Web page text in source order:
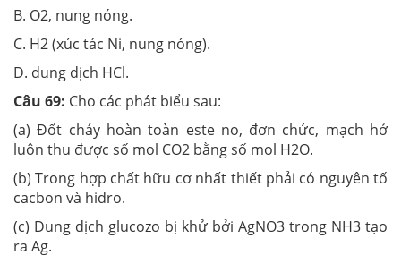
B. O2, nung nóng.
C. H2 (xúc tác Ni, nung nóng).
D. dung dịch HCl.
Câu 69: Cho các phát biểu sau:
(a) Đốt cháy hoàn toàn este no, đơn chức, mạch hở
luôn thu được số mol CO2 bằng số mol H2O.
(b) Trong hợp chất hữu cơ nhất thiết phải có nguyên tố
cacbon và hidro.
(c) Dung dịch glucozo bị khử bởi AgNO3 trong NH3 tạo
ra Ag.